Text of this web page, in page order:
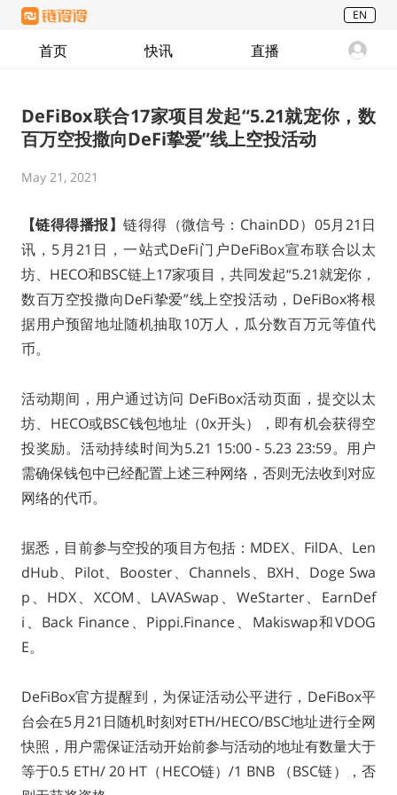
EN
首页 快讯 直播
DeFiBox联合17家项目发起“5.21就宠你，数
百万空投撒向DeFi挚爱”线上空投活动
May 21, 2021
【链得得播报】链得得（微信号：ChainDD）05月21日
讯，5月21日，一站式DeFi门户DeFiBox宣布联合以太
坊、HECO和BSC链上17家项目，共同发起“5.21就宠你，
数百万空投撒向DeFi挚爱”线上空投活动，DeFiBox将根
据用户预留地址随机抽取10万人，瓜分数百万元等值代
币。
活动期间，用户通过访问 DeFiBox活动页面，提交以太
坊、HECO或BSC钱包地址（0x开头），即有机会获得空
投奖励。活动持续时间为5.21 15:00 - 5.23 23:59。用户
需确保钱包中已经配置上述三种网络，否则无法收到对应
网络的代币。
据悉，目前参与空投的项目方包括：MDEX、FilDA、Len
dHub、Pilot、Booster、Channels、BXH、Doge Swa
p、HDX、XCOM、LAVASwap、WeStarter、EarnDef
i、Back Finance、Pippi.Finance、Makiswap和VDOG
E。
DeFiBox官方提醒到，为保证活动公平进行，DeFiBox平
台会在5月21日随机时刻对ETH/HECO/BSC地址进行全网
快照，用户需保证活动开始前参与活动的地址有数量大于
等于0.5 ETH/ 20 HT（HECO链）/1 BNB （BSC链），否